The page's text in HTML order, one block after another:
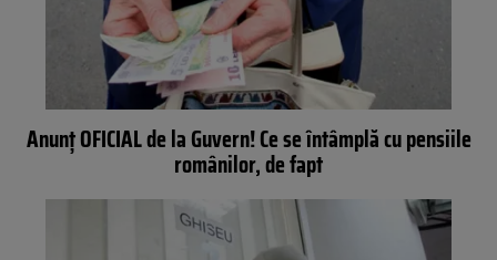
Anunţ OFICIAL de la Guvern! Ce se întâmplă cu pensiile
românilor, de fapt